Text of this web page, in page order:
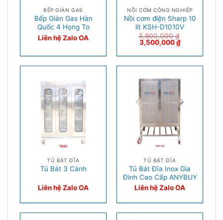
BẾP GIÀN GAS
Bếp Giàn Gas Hàn
Quốc 4 Họng To
Liên hệ Zalo OA
NỒI CƠM CÔNG NGHIỆP
Nồi cơm điện Sharp 10
lít KSH-D1010V
3,800,000₫
3,500,000₫
TỦ BÁT ĐĨA
Tủ Bát 3 Cánh
Liên hệ Zalo OA
TỦ BÁT ĐĨA
Tủ Bát Đĩa Inox Gia
Đình Cao Cấp ANYBUY
Liên hệ Zalo OA